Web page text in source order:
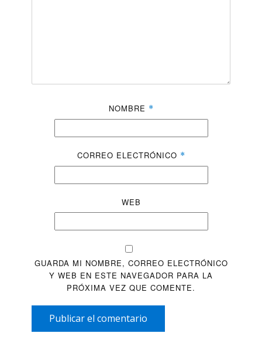
NOMBRE *
CORREO ELECTRÓNICO *
WEB
GUARDA MI NOMBRE, CORREO ELECTRÓNICO
Y WEB EN ESTE NAVEGADOR PARA LA
PRÓXIMA VEZ QUE COMENTE.
Publicar el comentario